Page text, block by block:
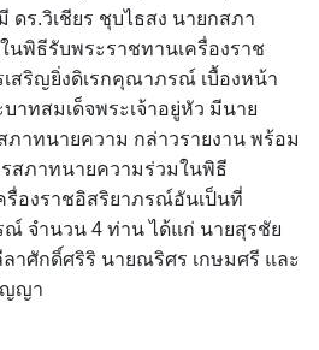
ร.วิเชียร ชุบไธสง นายกสภา
นพิธีรับพระราชทานเครื่องราช
สริญยิ่งดิเรกคุณาภรณ์ เบื้องหน้า
ทสมเด็จพระเจ้าอยู่หัว มีนาย
าทนายความ กล่าวรายงาน พร้อม
สภาทนายความร่วมในพิธี
รื่องราชอิสริยาภรณ์อันเป็นที่
จำนวน 4 ท่าน ได้แก่ นายสุรชัย
าศักดิ์ศริริ นายณริศร เกษมศรี และ
ญญา